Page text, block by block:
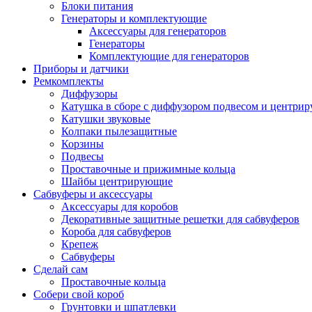
Блоки питания
Генераторы и комплектующие
Аксессуары для генераторов
Генераторы
Комплектующие для генераторов
Приборы и датчики
Ремкомплекты
Диффузоры
Катушка в сборе с диффузором подвесом и
Катушки звуковые
Колпаки пылезащитные
Корзины
Подвесы
Проставочные и прижимные кольца
Шайбы центрирующие
Сабвуферы и аксессуары
Аксессуары для коробов
Декоративные защитные решетки для сабвуферов
Короба для сабвуферов
Крепеж
Сабвуферы
Сделай сам
Проставочные кольца
Собери свой короб
Грунтовки и шпатлевки